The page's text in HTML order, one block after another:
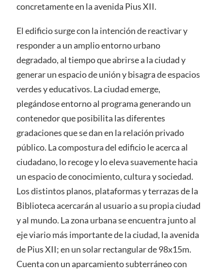
concretamente en la avenida Pius XII.
El edificio surge con la intención de reactivar y
responder a un amplio entorno urbano
degradado, al tiempo que abrirse a la ciudad y
generar un espacio de unión y bisagra de espacios
verdes y educativos. La ciudad emerge,
plegándose entorno al programa generando un
contenedor que posibilita las diferentes
gradaciones que se dan en la relación privado
público. La compostura del edificio le acerca al
ciudadano, lo recoge y lo eleva suavemente hacia
un espacio de conocimiento, cultura y sociedad.
Los distintos planos, plataformas y terrazas de la
Biblioteca acercarán al usuario a su propia ciudad
y al mundo. La zona urbana se encuentra junto al
eje viario más importante de la ciudad, la avenida
de Pius XII; en un solar rectangular de 98x15m.
Cuenta con un aparcamiento subterráneo con